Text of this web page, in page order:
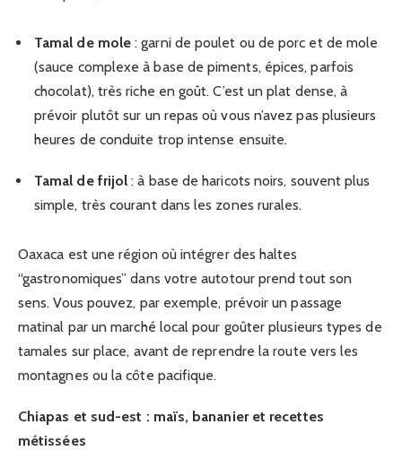
Tamal de mole : garni de poulet ou de porc et de mole
(sauce complexe à base de piments, épices, parfois
chocolat), très riche en goût. C’est un plat dense, à
prévoir plutôt sur un repas où vous n’avez pas plusieurs
heures de conduite trop intense ensuite.
Tamal de frijol : à base de haricots noirs, souvent plus
simple, très courant dans les zones rurales.
Oaxaca est une région où intégrer des haltes
“gastronomiques” dans votre autotour prend tout son
sens. Vous pouvez, par exemple, prévoir un passage
matinal par un marché local pour goûter plusieurs types de
tamales sur place, avant de reprendre la route vers les
montagnes ou la côte pacifique.
Chiapas et sud-est : maïs, bananier et recettes
métissées